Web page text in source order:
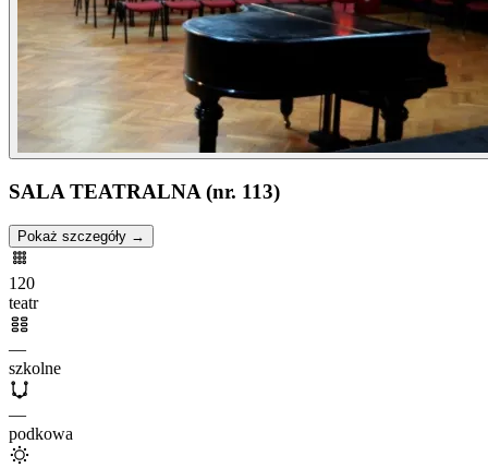
SALA TEATRALNA (nr. 113)
Pokaż szczegóły →
120
teatr
—
szkolne
—
podkowa